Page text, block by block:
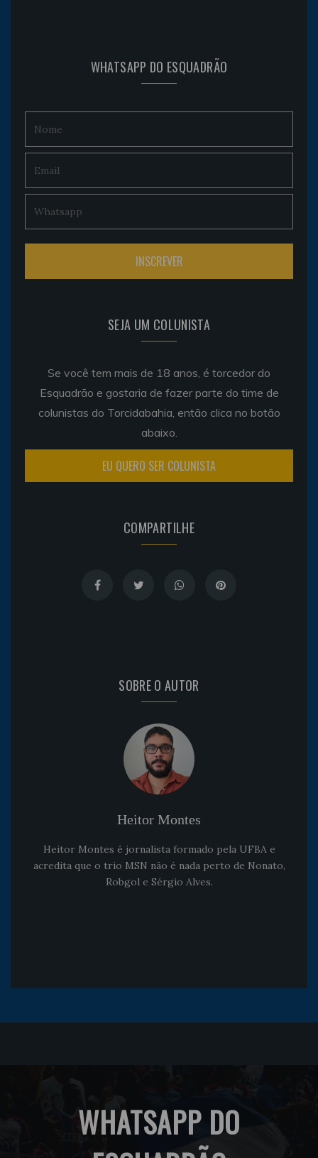
WHATSAPP DO ESQUADRÃO
SEJA UM COLUNISTA
Se você tem mais de 18 anos, é torcedor do
Esquadrão e gostaria de fazer parte do time de
colunistas do Torcidabahia, então clica no botão
abaixo.
EU QUERO SER COLUNISTA
COMPARTILHE
SOBRE O AUTOR
Heitor Montes
Heitor Montes é jornalista formado pela UFBA e
acredita que o trio MSN não é nada perto de Nonato,
Robgol e Sérgio Alves.
WHATSAPP DO